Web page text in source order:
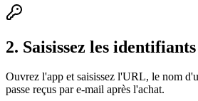
2. Saisissez les identifiants
Ouvrez l'app et saisissez l'URL, le nom
passe reçus par e-mail après l'achat.